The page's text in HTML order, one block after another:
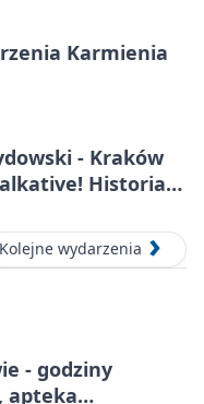
Karmienia
- Kraków
Historia
Kolejne wydarzenia
- godziny
apteka